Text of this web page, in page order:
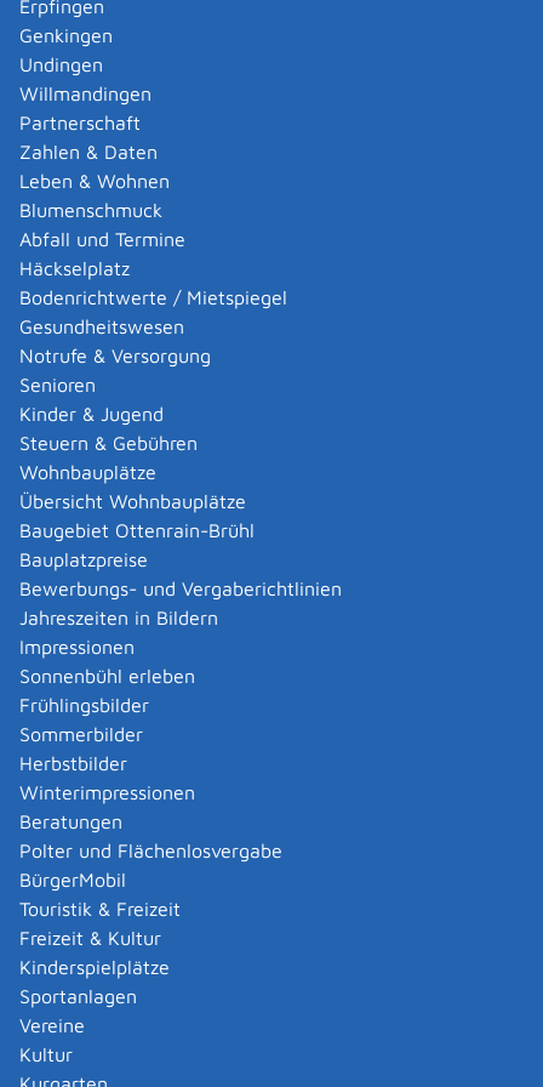
Erpfingen
Genkingen
Undingen
Willmandingen
Partnerschaft
Zahlen & Daten
Leben & Wohnen
Blumenschmuck
Abfall und Termine
Häckselplatz
Bodenrichtwerte / Mietspiegel
Gesundheitswesen
Notrufe & Versorgung
Senioren
Kinder & Jugend
Steuern & Gebühren
Wohnbauplätze
Übersicht Wohnbauplätze
Baugebiet Ottenrain-Brühl
Bauplatzpreise
Bewerbungs- und Vergaberichtlinien
Jahreszeiten in Bildern
Impressionen
Sonnenbühl erleben
Frühlingsbilder
Sommerbilder
Herbstbilder
Winterimpressionen
Beratungen
Polter und Flächenlosvergabe
BürgerMobil
Touristik & Freizeit
Freizeit & Kultur
Kinderspielplätze
Sportanlagen
Vereine
Kultur
Vermessungsingenieurinnen mit der Durchführung der
notwendigen Vermessungsaufgaben beauftrag
Fristen
Anzeige nach Errichtung
Erforderliche Unterlagen
keine
Kosten
Die Höhe der Gebühr ist abhängig von den Baukosten
des Gebäudes.
Beispiel:
Für ein typisches Wohnhaus betragen die Baukosten
zwischen EUR 100.000 und EUR 400.000.
Dafür müssen Sie bezahlen:
für die Aufnahme des Gebäudes: EUR 510,00
zuzüglich Umsatzsteuer
als Fortführungsgebühr 35 Prozent der Gebühr für
die Gebäudeaufnahme: EUR 178,50
Nähere Informationen entnehmen Sie dem
Gebührenverzeichnis.
Hinweise
keine
Rechtsgrundlage
Vermessungsgesetz für Baden-Württemberg (VermG)
§ 5Liegenschaftsvermessung
§ 18 Pflichten
Landesgebührengesetz (LGebG)
Verordnung des Ministeriums für Landesentwicklung
und Wohnen über die Feststetzung der Gebührensätze
für öffentliche Leistungen der staatlichen Behörden für
den Geschäftsbereich des Ministeriums für